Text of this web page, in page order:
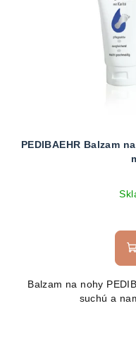
PEDIBAEHR Balzam
Balzam na nohy
suchú a